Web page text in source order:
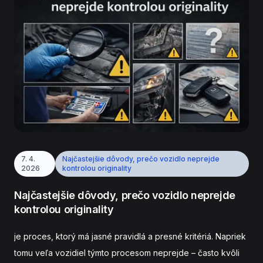
7. 4.
2026
Najčastejšie dôvody, prečo vozidlo neprejde
kontrolou originality
Najčastejšie dôvody, prečo vozidlo neprejde
kontrolou originality
je proces, ktorý má jasné pravidlá a presné kritériá. Napriek
tomu veľa vozidiel týmto procesom neprejde – často kvôli